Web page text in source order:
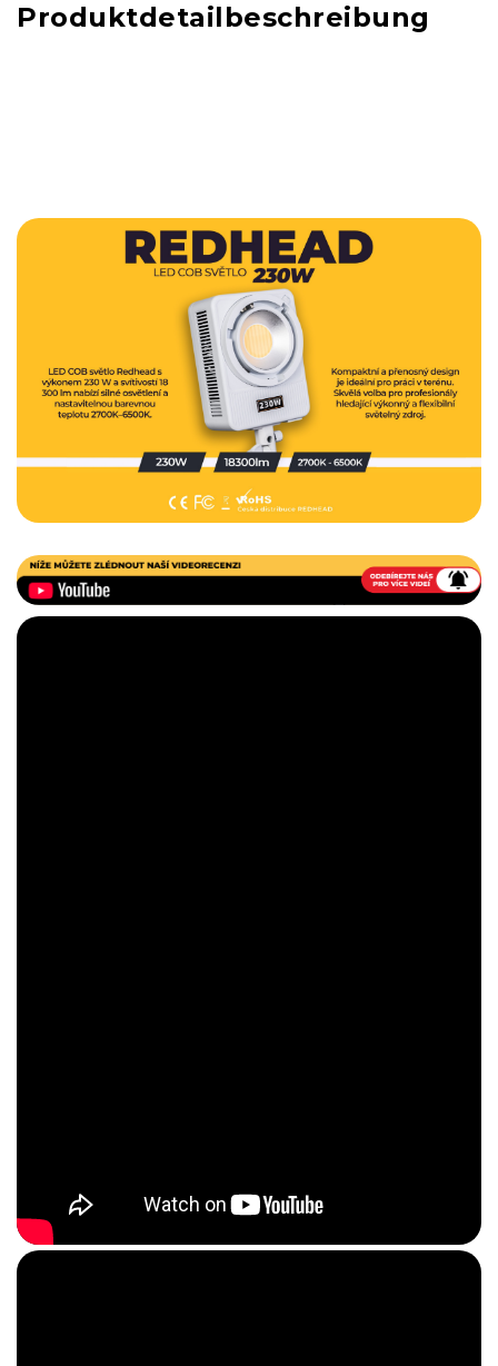
Produktdetailbeschreibung